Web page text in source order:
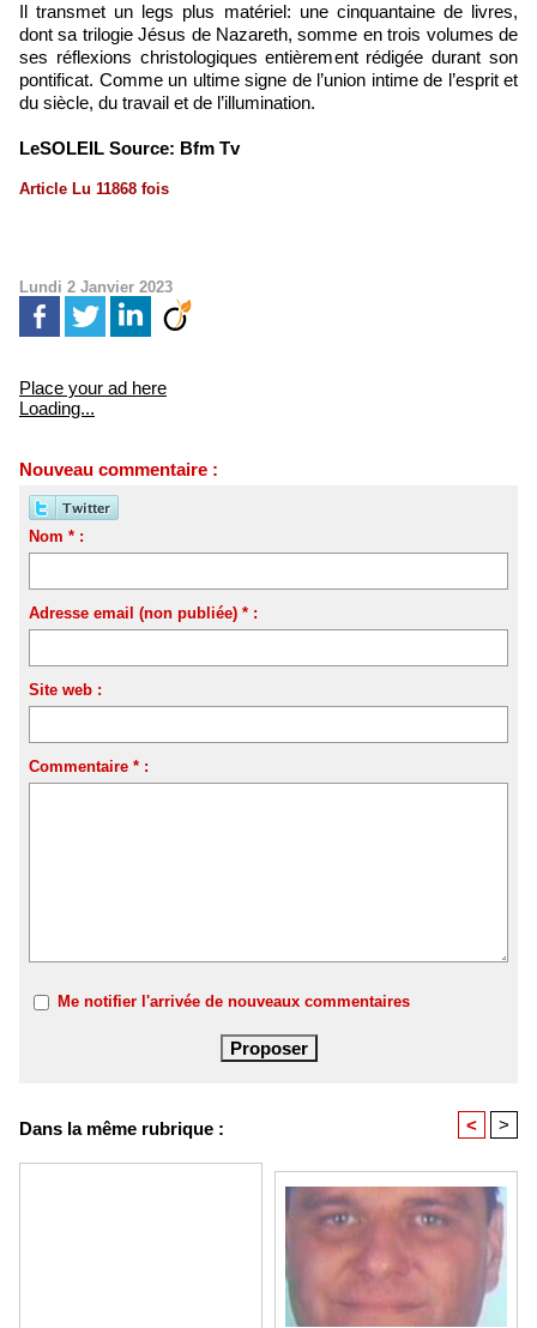
Il transmet un legs plus matériel: une cinquantaine de livres,
dont sa trilogie Jésus de Nazareth, somme en trois volumes de
ses réflexions christologiques entièrement rédigée durant son
pontificat. Comme un ultime signe de l’union intime de l’esprit et
du siècle, du travail et de l’illumination.
LeSOLEIL Source: Bfm Tv
Article Lu 11868 fois
Lundi 2 Janvier 2023
Place your ad here
Loading...
Nouveau commentaire :
Nom * :
Adresse email (non publiée) * :
Site web :
Commentaire * :
Me notifier l'arrivée de nouveaux commentaires
Dans la même rubrique : < >